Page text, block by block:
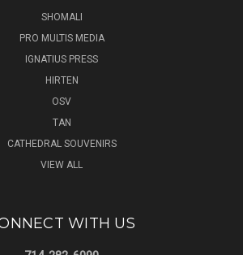
SHOMALI
PRO MULTIS MEDIA
IGNATIUS PRESS
HIRTEN
OSV
TAN
CATHEDRAL SOUVENIRS
VIEW ALL
WITH US